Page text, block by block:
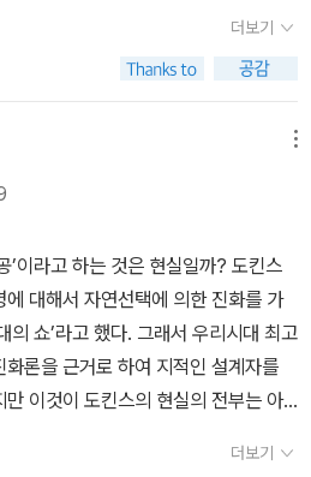
하고 열린 마음으로 읽는 것이 어떨까
음으로 이 책을 본다면 과학이 얼마
인 분야인지 를 느낄 수 있으리라. p
는데, 교수님께서는 대체 무슨 말씀
진다.
고 어린이에게 설 명해주고 지적 호기
은 과학교육은 없을 것이다. 놀라울
책이다. 현실이 얼마나 마법 같은지
더보기
’이라고 하는 것은 현실일까? 도킨스
대해서 자연선택에 의한 진화를 가
의 쇼’라고 했다. 그래서 우리시대 최고
론을 근거로 하여 지적인 설계자를
이것이 도킨스의 현실의 전부는 아
킨스가 진화생물학자라는 사실은 너
더보기